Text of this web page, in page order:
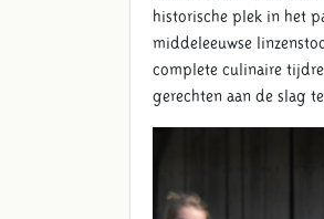
historische plek in het
middeleeuwse
complete culinaire
gerechten aan de slag te